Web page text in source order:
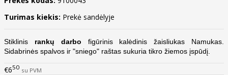
Turimas kiekis: Prekė sandėlyje
Stiklinis rankų darbo figūrinis kalėdinis žaisliukas Namukas.
Sidabrinės spalvos ir "sniego" raštas sukuria tikro žiemos įspūdį.
€650 su PVM